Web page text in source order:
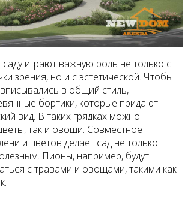
саду играют важную роль не только с
зрения, но и с эстетической. Чтобы
в общий стиль,
бортики, которые придают
вид. В таких грядках можно
так и овощи. Совместное
и цветов делает сад не только
Пионы, например, будут
с травами и овощами, такими как